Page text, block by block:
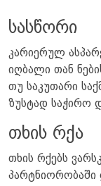
სასწორი
კარიერულ
იღბალი თან
თუ საკუთარი
ზუსტად საჭირო
თხის რქა
თხის რქებს
პარტნიორობაში